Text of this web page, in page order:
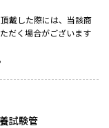
戴した際には、当該商
だく場合がございます
試験管